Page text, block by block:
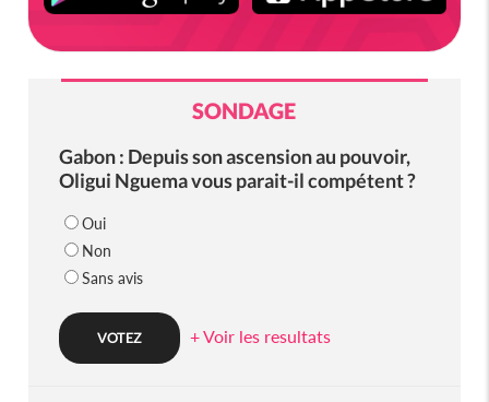
SONDAGE
Gabon : Depuis son ascension au pouvoir,
Oligui Nguema vous parait-il compétent ?
Oui
Non
Sans avis
+ Voir les resultats